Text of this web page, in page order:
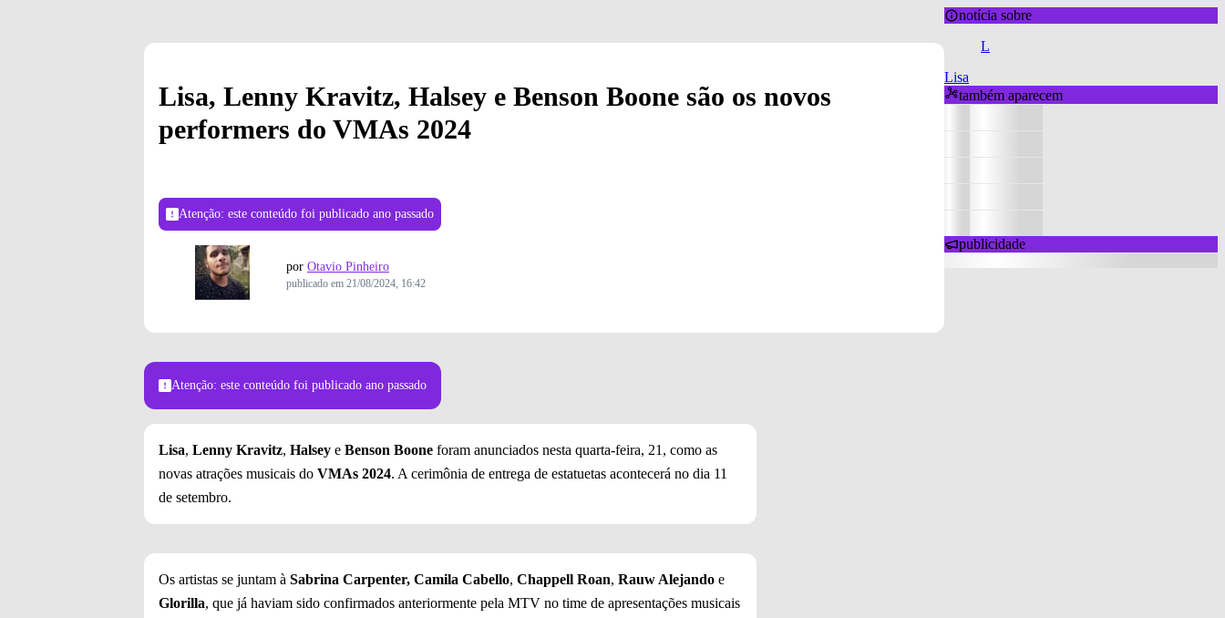
Lisa, Lenny Kravitz, Halsey e Benson Boone são os novos
performers do VMAs 2024
Atenção: este conteúdo foi publicado ano passado
por Otavio Pinheiro
publicado em 21/08/2024, 16:42
Atenção: este conteúdo foi publicado ano passado
Lisa, Lenny Kravitz, Halsey e Benson Boone foram anunciados nesta quarta-feira, 21, como as
novas atrações musicais do VMAs 2024. A cerimônia de entrega de estatuetas acontecerá no dia 11
de setembro.
Os artistas se juntam à Sabrina Carpenter, Camila Cabello, Chappell Roan, Rauw Alejando e
Glorilla, que já haviam sido confirmados anteriormente pela MTV no time de apresentações musicais
notícia sobre
L
Lisa
também aparecem
publicidade